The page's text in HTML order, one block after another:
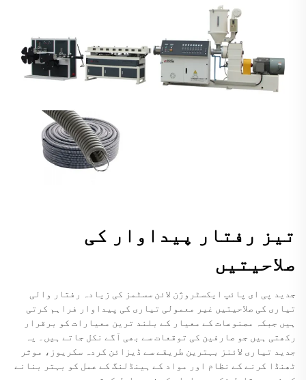
تیز رفتار پیداوار کی
صلاحیتیں
جدید پی ای پائپ ایکسٹروژن لائن سسٹمز کی زیادہ رفتار والی
تیاری کی صلاحیتیں غیر معمولی تیاری کی پیداوار فراہم کرتی
ہیں جبکہ مصنوعات کے معیار کے بلند ترین معیارات کو برقرار
رکھتی ہیں جو صارفین کی توقعات سے بھی آگے نکل جاتے ہیں۔ یہ
جدید تیاری لائنز بہترین طریقے سے ڈیزائن کردہ سکریوز، موثر
ٹھنڈا کرنے کے نظام اور مواد کے ہینڈلنگ کے عمل کو بہتر بنانے